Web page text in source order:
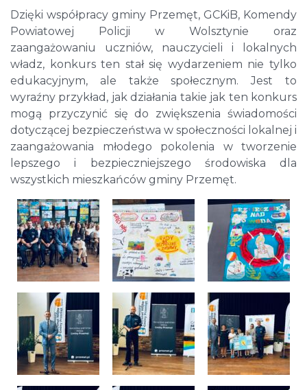
Dzięki współpracy gminy Przemęt, GCKiB, Komendy
Powiatowej Policji w Wolsztynie oraz
zaangażowaniu uczniów, nauczycieli i lokalnych
władz, konkurs ten stał się wydarzeniem nie tylko
edukacyjnym, ale także społecznym. Jest to
wyraźny przykład, jak działania takie jak ten konkurs
mogą przyczynić się do zwiększenia świadomości
dotyczącej bezpieczeństwa w społeczności lokalnej i
zaangażowania młodego pokolenia w tworzenie
lepszego i bezpieczniejszego środowiska dla
wszystkich mieszkańców gminy Przemęt.